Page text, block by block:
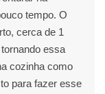
tempo. O
cerca de 1
essa
cozinha como
para fazer esse